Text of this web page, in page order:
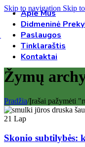
Skip to navigation Skip
Apie Mus
Didmeninė
Paslaugos
Tinklaraštis
Kontaktai
Žymų
Pradžia/Įrašai pažymėti
21 Lap
Skonio subtilybės: